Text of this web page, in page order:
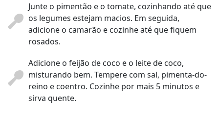
Junte o pimentão e o tomate, cozinhando até que
os legumes estejam macios. Em seguida,
adicione o camarão e cozinhe até que fiquem
rosados.
Adicione o feijão de coco e o leite de coco,
misturando bem. Tempere com sal, pimenta-do-
reino e coentro. Cozinhe por mais 5 minutos e
sirva quente.